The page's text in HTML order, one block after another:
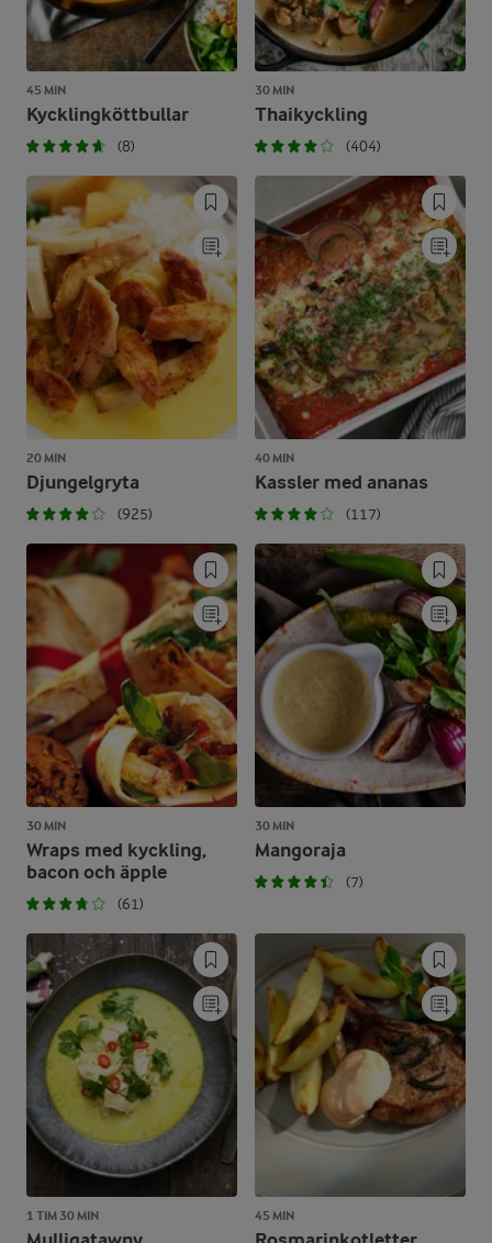
45 MIN
Kycklingköttbullar
(8)
30 MIN
Thaikyckling
(404)
20 MIN
Djungelgryta
(925)
40 MIN
Kassler med ananas
(117)
30 MIN
Wraps med kyckling,
bacon och äpple
(61)
30 MIN
Mangoraja
(7)
1 TIM 30 MIN 45 MIN